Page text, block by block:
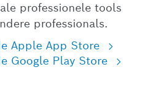
professionele tools
professionals.
Apple App Store
Google Play Store